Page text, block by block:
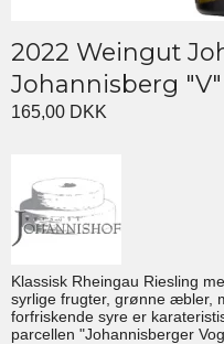
2022 Weingut
Johannisberg
165,00 DKK
Klassisk Rheingau Riesling
syrlige frugter, grønne æbler,
forfriskende syre er
parcellen "Johannisberger